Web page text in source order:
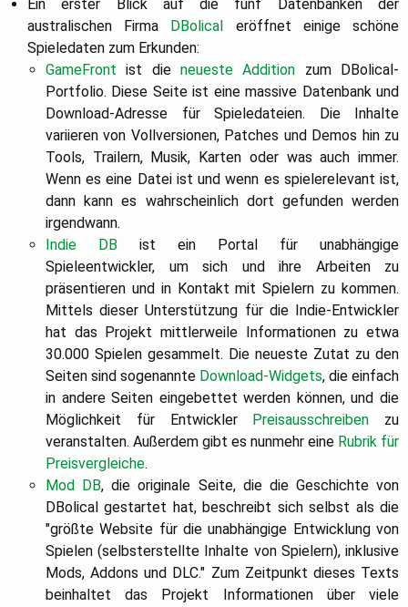
Ein erster Blick auf die fünf Datenbanken der
australischen Firma DBolical eröffnet einige schöne
Spieledaten zum Erkunden:
GameFront ist die neueste Addition zum DBolical-
Portfolio. Diese Seite ist eine massive Datenbank und
Download-Adresse für Spieledateien. Die Inhalte
variieren von Vollversionen, Patches und Demos hin zu
Tools, Trailern, Musik, Karten oder was auch immer.
Wenn es eine Datei ist und wenn es spielerelevant ist,
dann kann es wahrscheinlich dort gefunden werden
irgendwann.
Indie DB ist ein Portal für unabhängige
Spieleentwickler, um sich und ihre Arbeiten zu
präsentieren und in Kontakt mit Spielern zu kommen.
Mittels dieser Unterstützung für die Indie-Entwickler
hat das Projekt mittlerweile Informationen zu etwa
30.000 Spielen gesammelt. Die neueste Zutat zu den
Seiten sind sogenannte Download-Widgets, die einfach
in andere Seiten eingebettet werden können, und die
Möglichkeit für Entwickler Preisausschreiben zu
veranstalten. Außerdem gibt es nunmehr eine Rubrik für
Preisvergleiche.
Mod DB, die originale Seite, die die Geschichte von
DBolical gestartet hat, beschreibt sich selbst als die
"größte Website für die unabhängige Entwicklung von
Spielen (selbsterstellte Inhalte von Spielern), inklusive
Mods, Addons und DLC." Zum Zeitpunkt dieses Texts
beinhaltet das Projekt Informationen über viele